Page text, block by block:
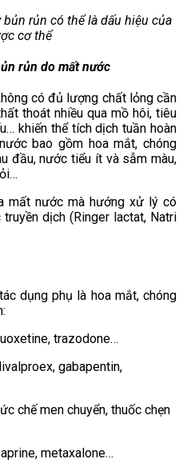
rủn có thể là dấu hiệu của
cơ thể
rủn do mất nước
có đủ lượng chất lỏng cần
thoát nhiều qua mồ hôi, tiêu
khiến thể tích dịch tuần hoàn
bao gồm hoa mắt, chóng
đầu, nước tiểu ít và sẫm màu,
mất nước mà hướng xử lý có
dịch (Ringer lactat, Natri
dụng phụ là hoa mắt, chóng
trazodone…
gabapentin,
chế men chuyển, thuốc chẹn
metaxalone…